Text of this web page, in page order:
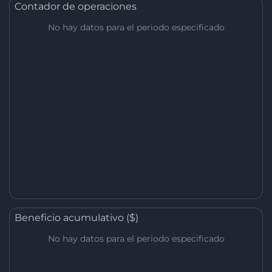
Contador de operaciones
No hay datos para el periodo especificado
Beneficio acumulativo ($)
No hay datos para el periodo especificado